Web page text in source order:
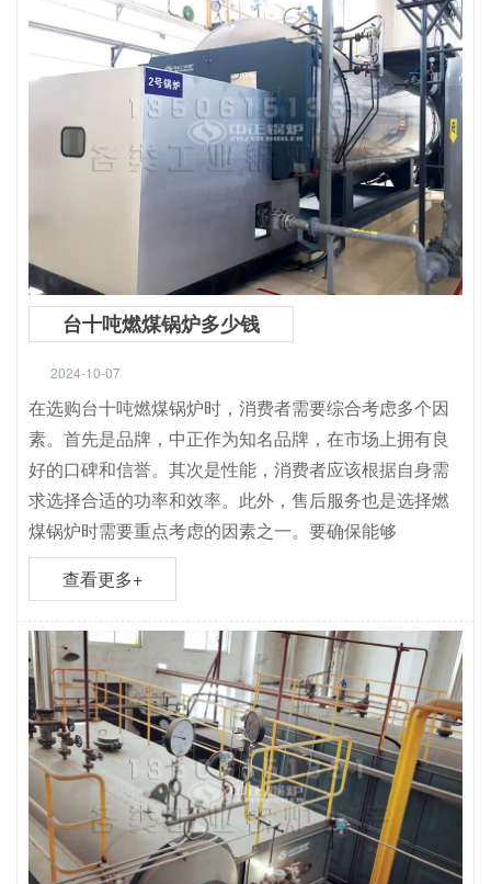
台十吨燃煤锅炉多少钱
2024-10-07
在选购台十吨燃煤锅炉时，消费者需要综合考虑多个因
素。首先是品牌，中正作为知名品牌，在市场上拥有良
好的口碑和信誉。其次是性能，消费者应该根据自身需
求选择合适的功率和效率。此外，售后服务也是选择燃
煤锅炉时需要重点考虑的因素之一。要确保能够
查看更多+